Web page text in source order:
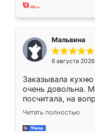
хорошее сборка
меньше, здесь же
Мне нравится
мебели буду
Мальвина
6 августа 2026
Заказывала
очень довольна.
посчитала, на
Замерщик
делу со всей
за день, ребята
Читать полностью